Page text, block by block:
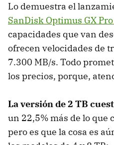
Lo demuestra el
SanDisk Optimus GX
capacidades que van
ofrecen velocidades de
7.300 MB/s. Todo
los precios, porque,
La versión de 2 TB
un 22,5% más de lo que
pero es que la cosa es